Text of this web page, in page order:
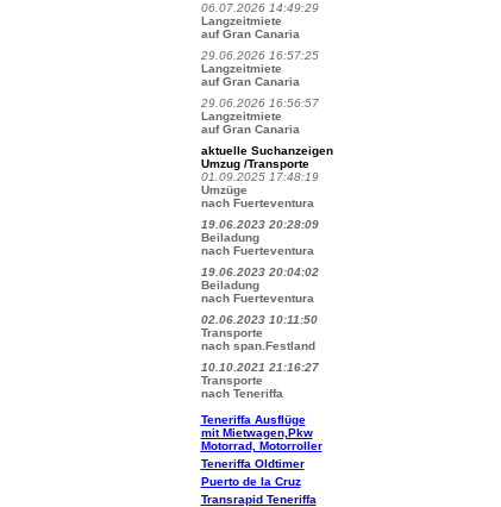
06.07.2026 14:49:29
Langzeitmiete
auf Gran Canaria
29.06.2026 16:57:25
Langzeitmiete
auf Gran Canaria
29.06.2026 16:56:57
Langzeitmiete
auf Gran Canaria
aktuelle Suchanzeigen
Umzug /Transporte
01.09.2025 17:48:19
Umzüge
nach Fuerteventura
19.06.2023 20:28:09
Beiladung
nach Fuerteventura
19.06.2023 20:04:02
Beiladung
nach Fuerteventura
02.06.2023 10:11:50
Transporte
nach span.Festland
10.10.2021 21:16:27
Transporte
nach Teneriffa
Teneriffa Ausflüge
mit Mietwagen,Pkw
Motorrad, Motorroller
Teneriffa Oldtimer
Puerto de la Cruz
Transrapid Teneriffa